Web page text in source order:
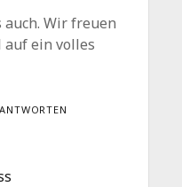
Wir freuen
auf ein volles
ANTWORTEN